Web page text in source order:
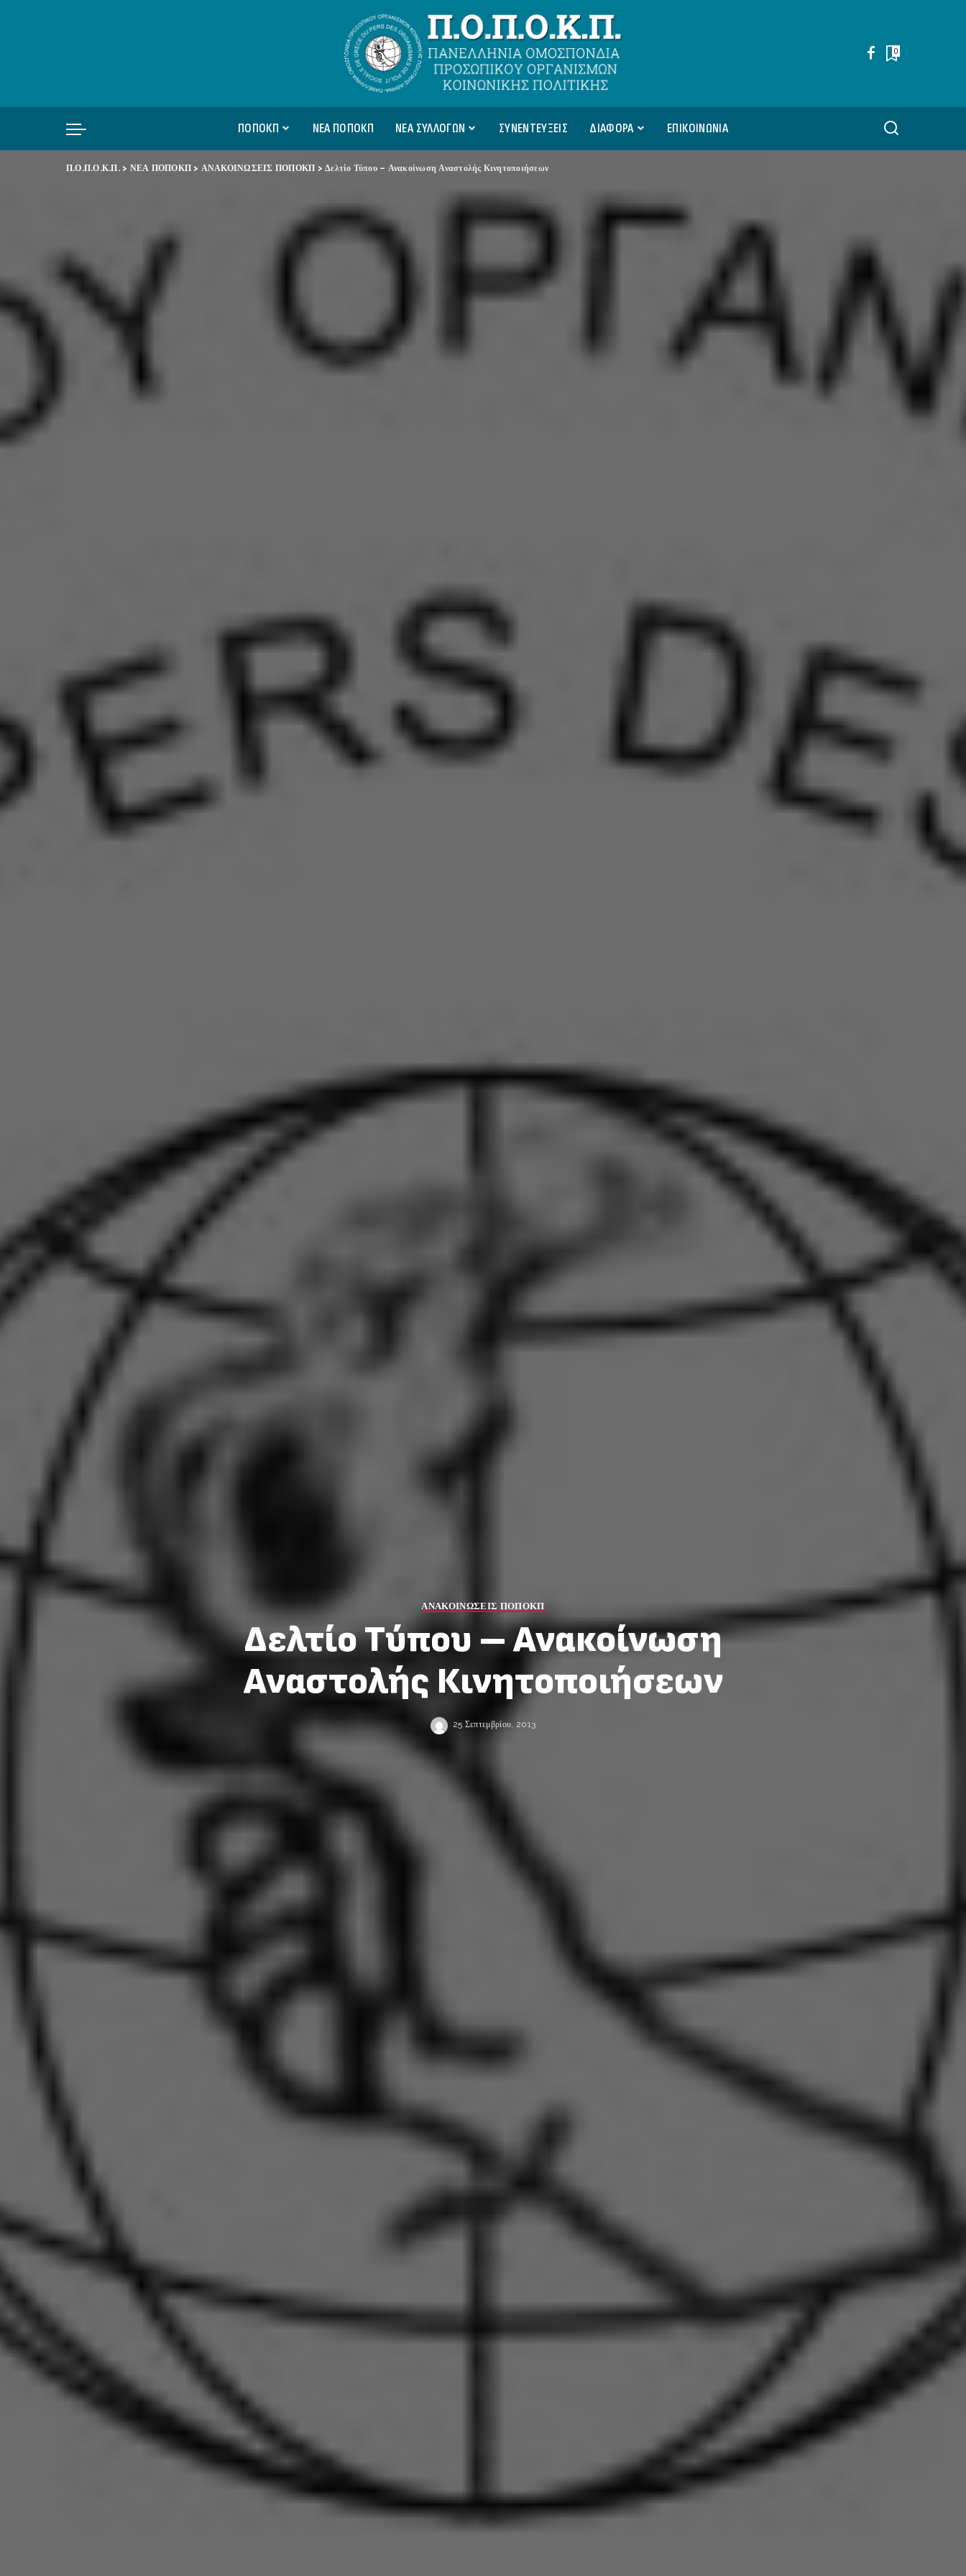
0
ΠΟΠΟΚΠ ΝΕΑ ΠΟΠΟΚΠ ΝΕΑ ΣΥΛΛΟΓΩΝ ΣΥΝΕΝΤΕΥΞΕΙΣ ΔΙΑΦΟΡΑ ΕΠΙΚΟΙΝΩΝΊΑ
Π.Ο.Π.Ο.Κ.Π.> ΝΕΑ ΠΟΠΟΚΠ > ΑΝΑΚΟΙΝΩΣΕΙΣ ΠΟΠΟΚΠ >Δελτίο Τύπου – Ανακοίνωση Αναστολής Κινητοποιήσεων
ΑΝΑΚΟΙΝΩΣΕΙΣ ΠΟΠΟΚΠ
Δελτίο Τύπου – Ανακοίνωση
Αναστολής Κινητοποιήσεων
25 Σεπτεμβρίου, 2013